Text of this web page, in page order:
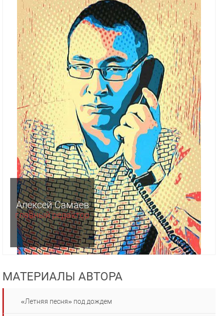
Алексей Самаев
главный редактор
МАТЕРИАЛЫ АВТОРА
«Летняя песня» под дождем